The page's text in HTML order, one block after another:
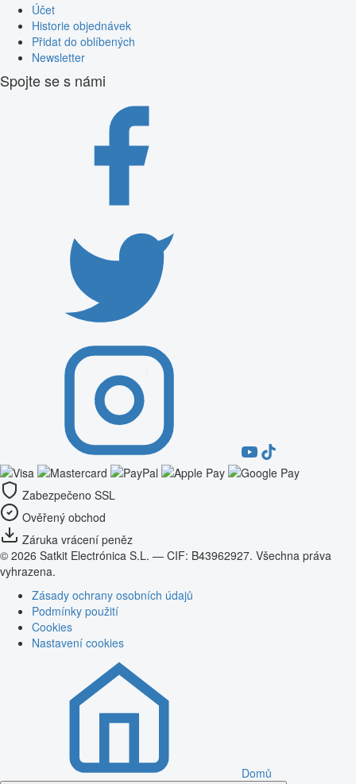
Účet
Historie objednávek
Přidat do oblíbených
Newsletter
Spojte se s námi
Zabezpečeno SSL
Ověřený obchod
Záruka vrácení peněz
© 2026 Satkit Electrónica S.L. — CIF: B43962927. Všechna práva
vyhrazena.
Zásady ochrany osobních údajů
Podmínky použití
Cookies
Nastavení cookies
Domů